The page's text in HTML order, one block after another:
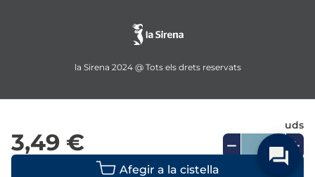
3,49 €
uds
la Sirena 2024 @ Tots els drets reservats